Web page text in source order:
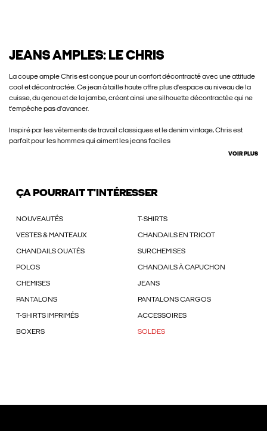
JEANS AMPLES: LE CHRIS
La coupe ample Chris est conçue pour un confort décontracté avec une attitude
cool et décontractée. Ce jean à taille haute offre plus d'espace au niveau de la
cuisse, du genou et de la jambe, créant ainsi une silhouette décontractée qui ne
t'empêche pas d'avancer.
Inspiré par les vêtements de travail classiques et le denim vintage, Chris est
parfait pour les hommes qui aiment les jeans faciles
VOIR PLUS
ÇA POURRAIT T'INTÉRESSER
NOUVEAUTÉS T-SHIRTS
VESTES & MANTEAUX CHANDAILS EN TRICOT
CHANDAILS OUATÉS SURCHEMISES
POLOS CHANDAILS À CAPUCHON
CHEMISES JEANS
PANTALONS PANTALONS CARGOS
T-SHIRTS IMPRIMÉS ACCESSOIRES
BOXERS SOLDES